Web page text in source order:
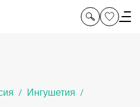
/ Ингушетия /